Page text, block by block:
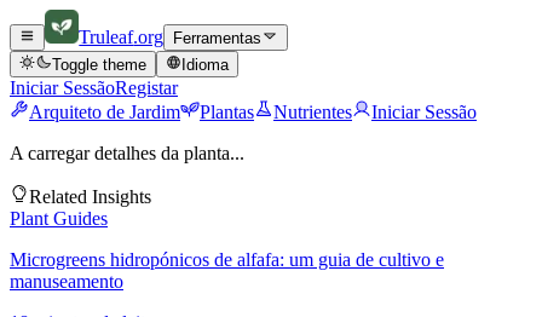
Truleaf.org
Ferramentas
Toggle theme
Idioma
Iniciar SessãoRegistar
Arquiteto de Jardim
Plantas Nutrientes
Iniciar Sessão
A carregar detalhes da planta...
Related Insights
Plant Guides
Microgreens hidropónicos de alfafa: um guia de cultivo e
manuseamento